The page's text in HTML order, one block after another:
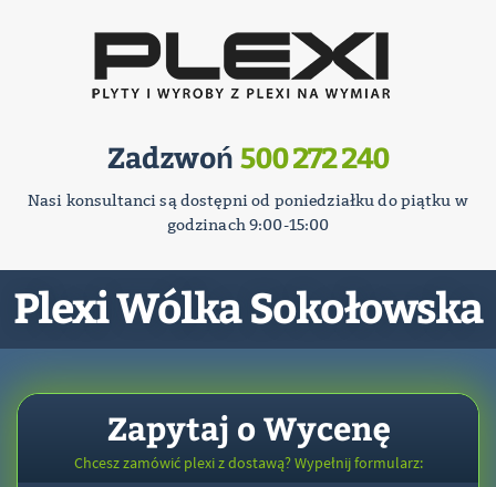
Zadzwoń 500 272 240
Nasi konsultanci są dostępni od poniedziałku do piątku w
godzinach 9:00-15:00
Plexi Wólka Sokołowska
Zapytaj o Wycenę
Chcesz zamówić plexi z dostawą? Wypełnij formularz: